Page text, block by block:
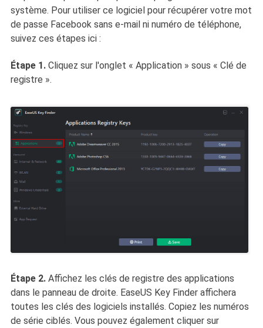
système. Pour utiliser ce logiciel pour récupérer votre mot
de passe Facebook sans e-mail ni numéro de téléphone,
suivez ces étapes ici :
Étape 1.Cliquez sur l'onglet « Application » sous « Clé de
registre ».
Étape 2.Affichez les clés de registre des applications
dans le panneau de droite. EaseUS Key Finder affichera
toutes les clés des logiciels installés. Copiez les numéros
de série ciblés. Vous pouvez également cliquer sur